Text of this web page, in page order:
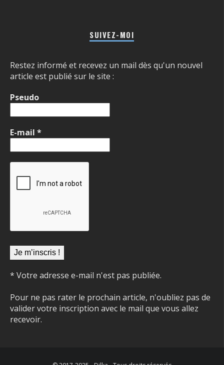
SUIVEZ-MOI
Restez informé et recevez un mail dès qu'un nouvel
article est publié sur le site :
Pseudo
E-mail *
* Votre adresse e-mail n'est pas publiée.
Pour ne pas rater le prochain article, n'oubliez pas de
valider votre inscription avec le mail que vous allez
recevoir.